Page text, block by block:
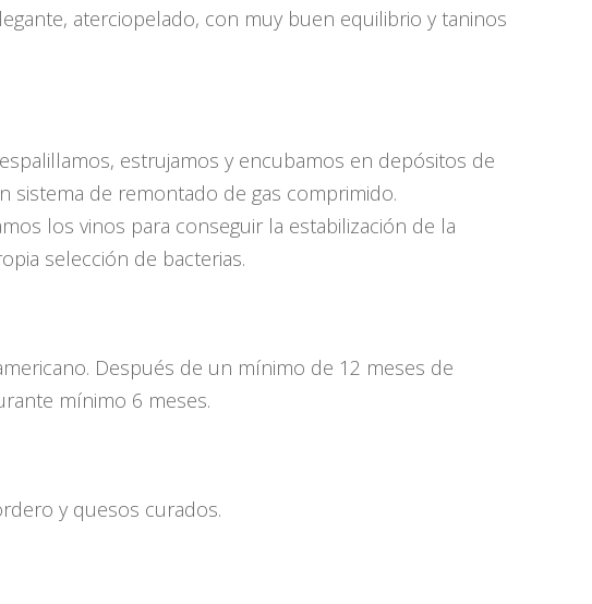
aterciopelado, con muy buen equilibrio y taninos
estrujamos y encubamos en depósitos de
sistema de remontado de gas comprimido.
los vinos para conseguir la estabilización de la
selección de bacterias.
Después de un mínimo de 12 meses de
mínimo 6 meses.
y quesos curados.